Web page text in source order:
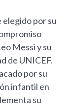
elegido por su
Messi y su
de UNICEF.
por su
infantil en
su